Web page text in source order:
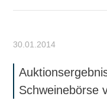
30.01.2014
Schweinebörse